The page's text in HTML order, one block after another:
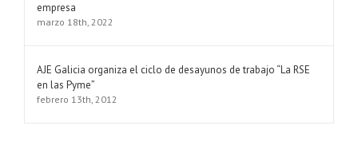
empresa
marzo 18th, 2022
AJE Galicia organiza el ciclo de desayunos de trabajo “La RSE
en las Pyme”
febrero 13th, 2012